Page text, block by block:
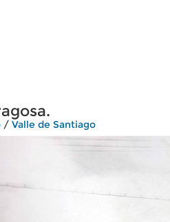
/ Valle de Santiago